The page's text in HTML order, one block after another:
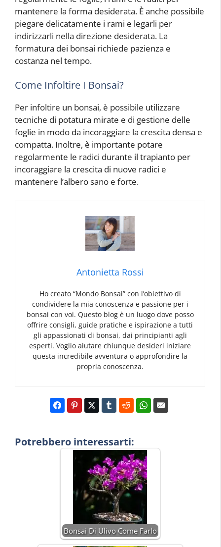
mantenere la forma desiderata. È anche possibile
piegare delicatamente i rami e legarli per
indirizzarli nella direzione desiderata. La
formatura dei bonsai richiede pazienza e
costanza nel tempo.
Come Infoltire I Bonsai?
Per infoltire un bonsai, è possibile utilizzare
tecniche di potatura mirate e di gestione delle
foglie in modo da incoraggiare la crescita densa e
compatta. Inoltre, è importante potare
regolarmente le radici durante il trapianto per
incoraggiare la crescita di nuove radici e
mantenere l’albero sano e forte.
Antonietta Rossi
Ho creato “Mondo Bonsai” con l’obiettivo di
condividere la mia conoscenza e passione per i
bonsai con voi. Questo blog è un luogo dove posso
offrire consigli, guide pratiche e ispirazione a tutti
gli appassionati di bonsai, dai principianti agli
esperti. Voglio aiutare chiunque desideri iniziare
questa incredibile avventura o approfondire la
propria conoscenza.
Potrebbero interessarti:
Bonsai Di Ulivo Come Farlo